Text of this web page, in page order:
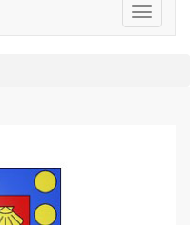
Toggle
navigation